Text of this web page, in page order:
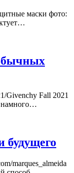
маски фото:
Givenchy Fall 2021
намного…
будущего
marques_almeida